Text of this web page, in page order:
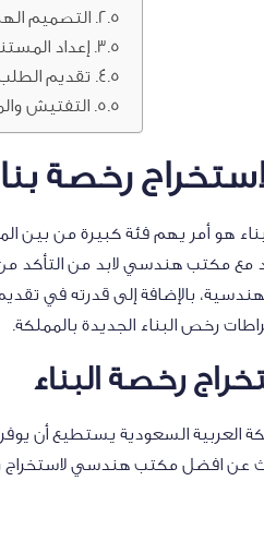
التصميم
إعداد
تقديم الطلب
التفتيش
رخصة
أمر يهم فئة كبيرة من بين
مع مكتب هندسي لابد من
بالإضافة إلى قدرته في
رخص البناء الجديدة بالمملكة.
رخصة البناء
العربية السعودية يستطيع أن
عن افضل مكتب هندسي لاستخراج